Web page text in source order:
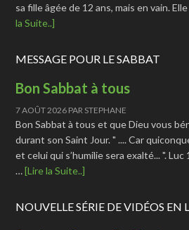
sa fille âgée de 12 ans, mais en vain.
la Suite..]
MESSAGE POUR LE SABBAT
Bon Sabbat à tous
7 AOÛT 2026 PAR STEPHANE
Bon Sabbat à tous et que Dieu vous
durant son Saint Jour. " .... Car
et celui qui s’humilie sera exalté... ".
…[Lire la Suite..]
NOUVELLE SÉRIE DE VIDÉOS EN